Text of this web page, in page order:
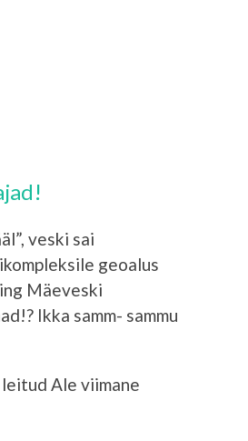
veski sai
geoalus
Mäeveski
Ikka samm- sammu
Ale viimane